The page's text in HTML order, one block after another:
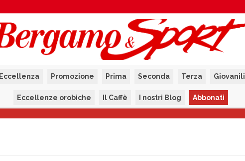
Eccellenza Promozione Prima Seconda Terza Giovanili
Eccellenze orobiche Il Caffè I nostri Blog Abbonati